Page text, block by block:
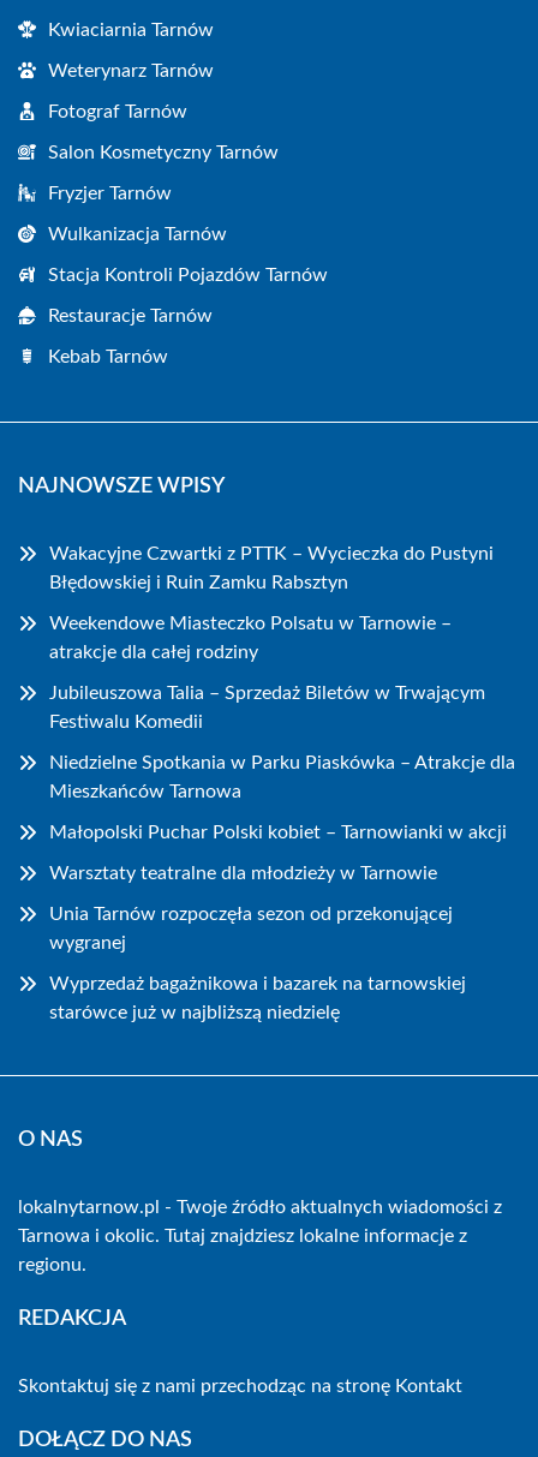
Kwiaciarnia Tarnów
Weterynarz Tarnów
Fotograf Tarnów
Salon Kosmetyczny Tarnów
Fryzjer Tarnów
Wulkanizacja Tarnów
Stacja Kontroli Pojazdów Tarnów
Restauracje Tarnów
Kebab Tarnów
NAJNOWSZE WPISY
Wakacyjne Czwartki z PTTK – Wycieczka do Pustyni
Błędowskiej i Ruin Zamku Rabsztyn
Weekendowe Miasteczko Polsatu w Tarnowie –
atrakcje dla całej rodziny
Jubileuszowa Talia – Sprzedaż Biletów w Trwającym
Festiwalu Komedii
Niedzielne Spotkania w Parku Piaskówka – Atrakcje dla
Mieszkańców Tarnowa
Małopolski Puchar Polski kobiet – Tarnowianki w akcji
Warsztaty teatralne dla młodzieży w Tarnowie
Unia Tarnów rozpoczęła sezon od przekonującej
wygranej
Wyprzedaż bagażnikowa i bazarek na tarnowskiej
starówce już w najbliższą niedzielę
O NAS
lokalnytarnow.pl - Twoje źródło aktualnych wiadomości z
Tarnowa i okolic. Tutaj znajdziesz lokalne informacje z
regionu.
REDAKCJA
Skontaktuj się z nami przechodząc na stronę Kontakt
DOŁĄCZ DO NAS